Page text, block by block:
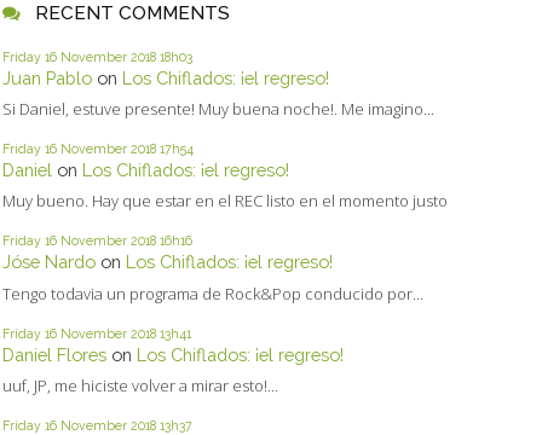
RECENT COMMENTS
Friday 16 November 2018 18h03
Juan Pablo on Los Chiflados: ¡el regreso!
Si Daniel, estuve presente! Muy buena noche!. Me imagino...
Friday 16 November 2018 17h54
Daniel on Los Chiflados: ¡el regreso!
Muy bueno. Hay que estar en el REC listo en el momento justo
Friday 16 November 2018 16h16
Jóse Nardo on Los Chiflados: ¡el regreso!
Tengo todavia un programa de Rock&Pop conducido por...
Friday 16 November 2018 13h41
Daniel Flores on Los Chiflados: ¡el regreso!
uuf, JP, me hiciste volver a mirar esto!...
Friday 16 November 2018 13h37